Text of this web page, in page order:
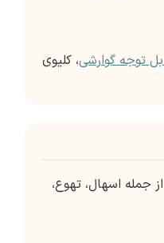
توجه گوارشی، کلیوی
جمله اسهال، تهوع،